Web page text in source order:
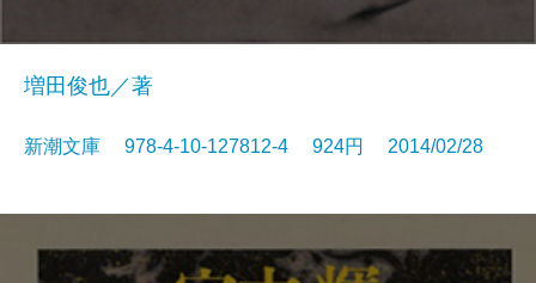
増田俊也／著
新潮文庫 978-4-10-127812-4 924円 2014/02/28